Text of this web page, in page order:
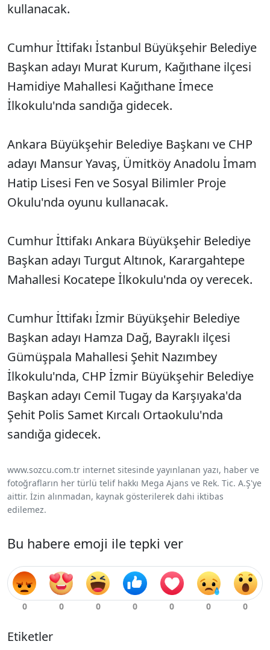
kullanacak.
Cumhur İttifakı İstanbul Büyükşehir Belediye
Başkan adayı Murat Kurum, Kağıthane ilçesi
Hamidiye Mahallesi Kağıthane İmece
İlkokulu'nda sandığa gidecek.
Ankara Büyükşehir Belediye Başkanı ve CHP
adayı Mansur Yavaş, Ümitköy Anadolu İmam
Hatip Lisesi Fen ve Sosyal Bilimler Proje
Okulu'nda oyunu kullanacak.
Cumhur İttifakı Ankara Büyükşehir Belediye
Başkan adayı Turgut Altınok, Karargahtepe
Mahallesi Kocatepe İlkokulu'nda oy verecek.
Cumhur İttifakı İzmir Büyükşehir Belediye
Başkan adayı Hamza Dağ, Bayraklı ilçesi
Gümüşpala Mahallesi Şehit Nazımbey
İlkokulu'nda, CHP İzmir Büyükşehir Belediye
Başkan adayı Cemil Tugay da Karşıyaka'da
Şehit Polis Samet Kırcalı Ortaokulu'nda
sandığa gidecek.
www.sozcu.com.tr internet sitesinde yayınlanan yazı, haber ve
fotoğrafların her türlü telif hakkı Mega Ajans ve Rek. Tic. A.Ş'ye
aittir. İzin alınmadan, kaynak gösterilerek dahi iktibas
edilemez.
Bu habere emoji ile tepki ver
Etiketler